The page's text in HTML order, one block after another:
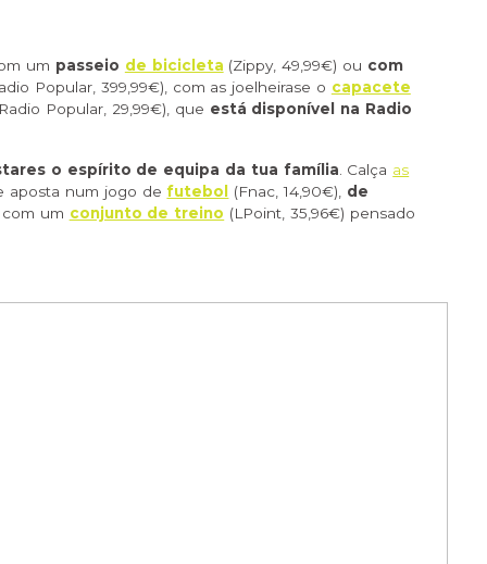
um passeio de bicicleta (Zippy, 49,99€) ou com
Popular, 399,99€), com as joelheirase o capacete
Popular, 29,99€), que está disponível na Radio
o espírito de equipa da tua família. Calça as
aposta num jogo de futebol (Fnac, 14,90€), de
com um conjunto de treino (LPoint, 35,96€) pensado